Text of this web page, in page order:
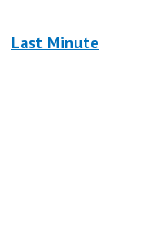
Last Minute